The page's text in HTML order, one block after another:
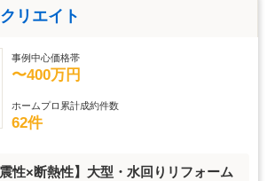
リエイト
事例中心価格帯
〜400万円
ホームプロ累計成約件数
62件
性×断熱性】大型・水回りリフォーム